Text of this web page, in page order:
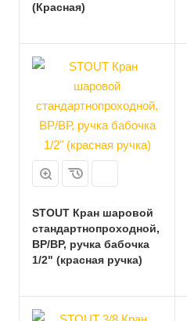
(Красная)
STOUT Кран шаровой
стандартнопроходной,
ВР/ВР, ручка бабочка
1/2" (красная ручка)